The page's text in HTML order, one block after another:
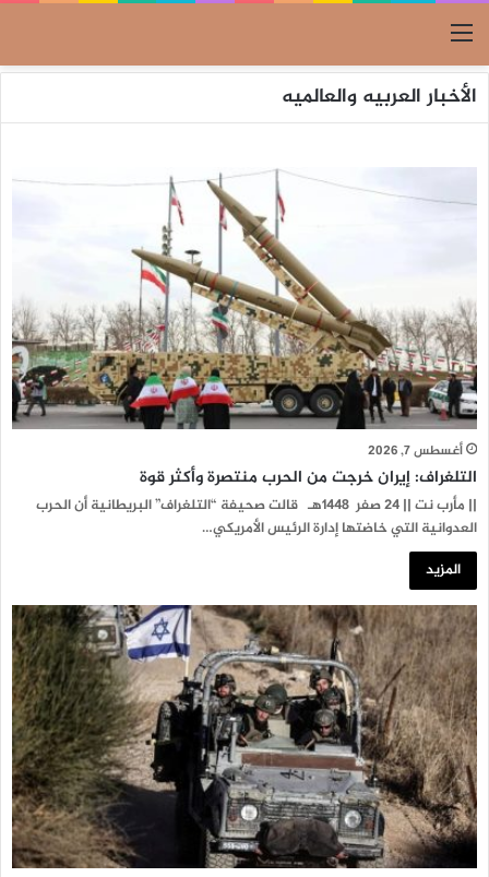
القائمة
الأخبار العربيه والعالميه
أغسطس 7, 2026
التلغراف: إيران خرجت من الحرب منتصرة وأكثر قوة
|| مأرب نت || 24 صفر 1448هـ قالت صحيفة “التلغراف” البريطانية أن الحرب
العدوانية التي خاضتها إدارة الرئيس الأمريكي…
المزيد